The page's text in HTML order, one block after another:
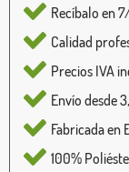
Recíbalo en
Calidad
Precios IVA
Envío desde
Fabricada en
100%